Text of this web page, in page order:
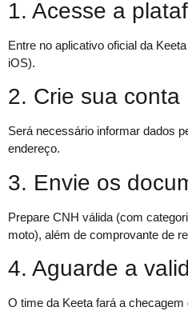
1. Acesse a
Entre no aplicativo oficial da
iOS).
2. Crie sua conta
Será necessário informar dados
endereço.
3. Envie os
Prepare CNH válida (com
moto), além de comprovante de
4. Aguarde a
O time da Keeta fará a